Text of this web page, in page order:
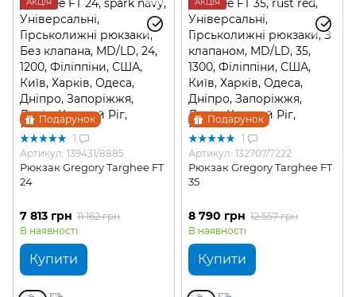
Подарунок
1
Артикул: 139431/8885
Рюкзак Gregory Targhee FT
24
7 813 грн 11 162 грн
В наявності
Купити
Подарунок
1
Артикул: 132707/7222
Рюкзак Gregory Targhee FT
35
8 790 грн 12 557 грн
В наявності
Купити